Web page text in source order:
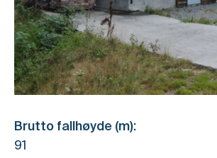
Brutto fallhøyde (m):
91